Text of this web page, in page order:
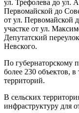
ул. Трефолева до ул.
Первомайской до
от ул. Первомайской
участке от ул.
Депутатский
Невского.
По губернаторскому
более 230 объектов,
территорий.
В сельских
инфраструктуру для